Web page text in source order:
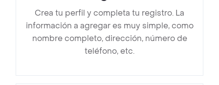
Crea tu perfil y completa tu registro. La
información a agregar es muy simple, como
nombre completo, dirección, número de
teléfono, etc.